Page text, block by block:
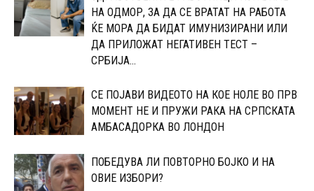
НА ОДМОР, ЗА ДА СЕ ВРАТАТ НА РАБОТА
ЌЕ МОРА ДА БИДАТ ИМУНИЗИРАНИ ИЛИ
ДА ПРИЛОЖАТ НЕГАТИВЕН ТЕСТ –
СРБИЈА...
СЕ ПОЈАВИ ВИДЕОТО НА КОЕ НОЛЕ ВО ПРВ
МОМЕНТ НЕ И ПРУЖИ РАКА НА СРПСКАТА
АМБАСАДОРКА ВО ЛОНДОН
ПОБЕДУВА ЛИ ПОВТОРНО БОЈКО И НА
ОВИЕ ИЗБОРИ?